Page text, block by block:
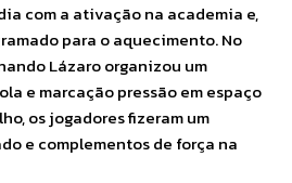
com a ativação na academia e,
para o aquecimento. No
Lázaro organizou um
e marcação pressão em espaço
os jogadores fizeram um
e complementos de força na